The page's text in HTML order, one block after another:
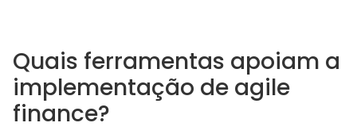
Quais ferramentas apoiam a
implementação de agile
finance?